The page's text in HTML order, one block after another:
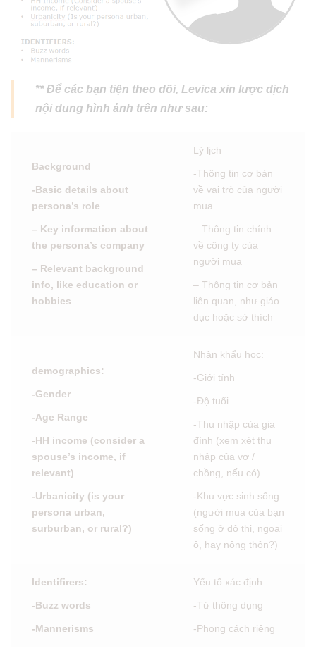
** Để các bạn tiện theo dõi, Levica xin lược dịch
nội dung hình ảnh trên như sau:
Background
-Basic details about
persona’s role
– Key information about
the persona’s company
– Relevant background
info, like education or
hobbies
Lý lịch
-Thông tin cơ bản
về vai trò của người
mua
– Thông tin chính
về công ty của
người mua
– Thông tin cơ bản
liên quan, như giáo
dục hoặc sở thích
demographics:
-Gender
-Age Range
-HH income (consider a
spouse’s income, if
relevant)
-Urbanicity (is your
persona urban,
surburban, or rural?)
Nhân khẩu học:
-Giới tính
-Độ tuổi
-Thu nhập của gia
đình (xem xét thu
nhập của vợ /
chồng, nếu có)
-Khu vực sinh sống
(người mua của bạn
sống ở đô thị, ngoại
ô, hay nông thôn?)
Identifirers:
-Buzz words
-Mannerisms
Yếu tố xác định:
-Từ thông dụng
-Phong cách riêng